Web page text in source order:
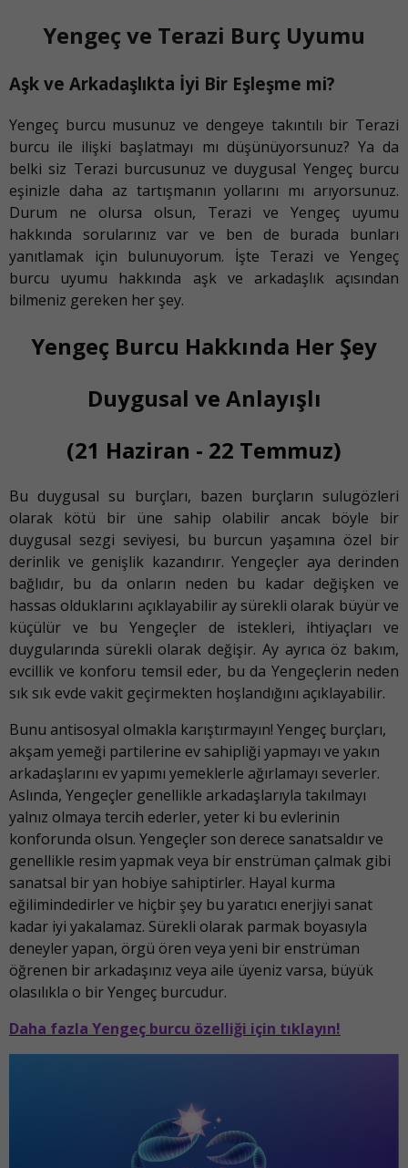
Yengeç ve Terazi Burç Uyumu
Aşk ve Arkadaşlıkta İyi Bir Eşleşme mi?
Yengeç burcu musunuz ve dengeye takıntılı bir Terazi
burcu ile ilişki başlatmayı mı düşünüyorsunuz? Ya da
belki siz Terazi burcusunuz ve duygusal Yengeç burcu
eşinizle daha az tartışmanın yollarını mı arıyorsunuz.
Durum ne olursa olsun, Terazi ve Yengeç uyumu
hakkında sorularınız var ve ben de burada bunları
yanıtlamak için bulunuyorum. İşte Terazi ve Yengeç
burcu uyumu hakkında aşk ve arkadaşlık açısından
bilmeniz gereken her şey.
Yengeç Burcu Hakkında Her Şey
Duygusal ve Anlayışlı
(21 Haziran - 22 Temmuz)
Bu duygusal su burçları, bazen burçların sulugözleri
olarak kötü bir üne sahip olabilir ancak böyle bir
duygusal sezgi seviyesi, bu burcun yaşamına özel bir
derinlik ve genişlik kazandırır. Yengeçler aya derinden
bağlıdır, bu da onların neden bu kadar değişken ve
hassas olduklarını açıklayabilir ay sürekli olarak büyür ve
küçülür ve bu Yengeçler de istekleri, ihtiyaçları ve
duygularında sürekli olarak değişir. Ay ayrıca öz bakım,
evcillik ve konforu temsil eder, bu da Yengeçlerin neden
sık sık evde vakit geçirmekten hoşlandığını açıklayabilir.
Bunu antisosyal olmakla karıştırmayın! Yengeç burçları,
akşam yemeği partilerine ev sahipliği yapmayı ve yakın
arkadaşlarını ev yapımı yemeklerle ağırlamayı severler.
Aslında, Yengeçler genellikle arkadaşlarıyla takılmayı
yalnız olmaya tercih ederler, yeter ki bu evlerinin
konforunda olsun. Yengeçler son derece sanatsaldır ve
genellikle resim yapmak veya bir enstrüman çalmak gibi
sanatsal bir yan hobiye sahiptirler. Hayal kurma
eğilimindedirler ve hiçbir şey bu yaratıcı enerjiyi sanat
kadar iyi yakalamaz. Sürekli olarak parmak boyasıyla
deneyler yapan, örgü ören veya yeni bir enstrüman
öğrenen bir arkadaşınız veya aile üyeniz varsa, büyük
olasılıkla o bir Yengeç burcudur.
Daha fazla Yengeç burcu özelliği için tıklayın!